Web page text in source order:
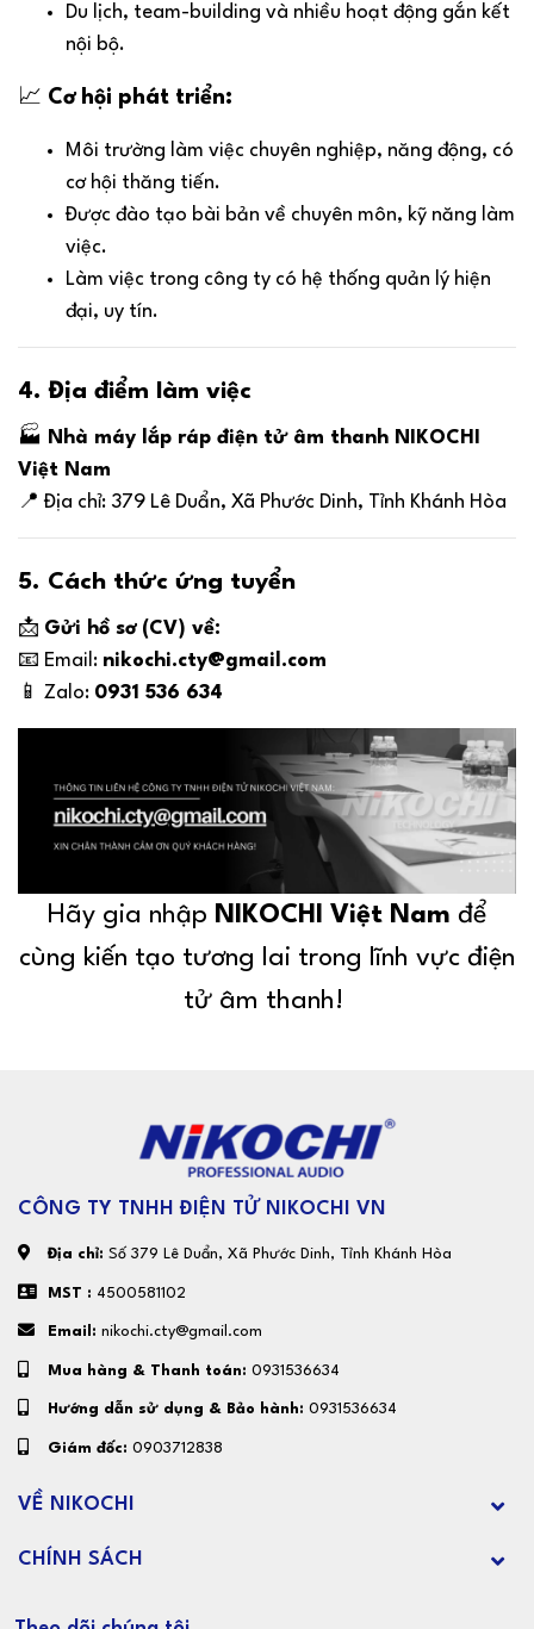
Du lịch, team-building và nhiều hoạt động gắn kết
nội bộ.
📈 Cơ hội phát triển:
Môi trường làm việc chuyên nghiệp, năng động, có
cơ hội thăng tiến.
Được đào tạo bài bản về chuyên môn, kỹ năng làm
việc.
Làm việc trong công ty có hệ thống quản lý hiện
đại, uy tín.
4. Địa điểm làm việc
🏭 Nhà máy lắp ráp điện tử âm thanh NIKOCHI
Việt Nam
📍 Địa chỉ: 379 Lê Duẩn, Xã Phước Dinh, Tỉnh Khánh Hòa
5. Cách thức ứng tuyển
📩 Gửi hồ sơ (CV) về:
📧 Email: nikochi.cty@gmail.com
📱 Zalo: 0931 536 634
Hãy gia nhập NIKOCHI Việt Nam để
cùng kiến tạo tương lai trong lĩnh vực điện
tử âm thanh!
CÔNG TY TNHH ĐIỆN TỬ NIKOCHI VN
Địa chỉ: Số 379 Lê Duẩn, Xã Phước Dinh, Tỉnh Khánh Hòa
MST : 4500581102
Email: nikochi.cty@gmail.com
Mua hàng & Thanh toán: 0931536634
Hướng dẫn sử dụng & Bảo hành: 0931536634
Giám đốc: 0903712838
VỀ NIKOCHI
CHÍNH SÁCH